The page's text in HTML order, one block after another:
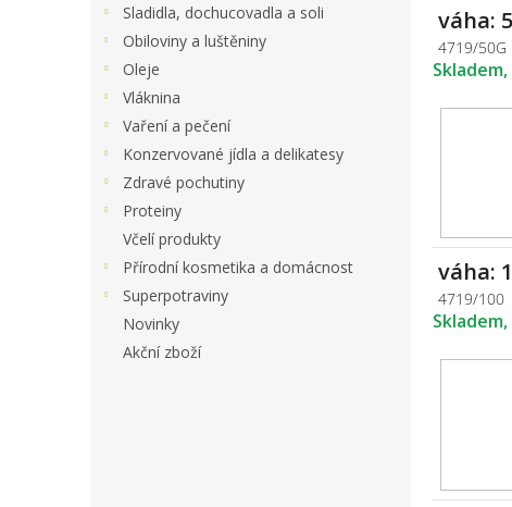
Sladidla, dochucovadla a soli
Obiloviny a luštěniny
Oleje
Vláknina
Vaření a pečení
Konzervované jídla a delikatesy
Zdravé pochutiny
Proteiny
Včelí produkty
Přírodní kosmetika a domácnost
Superpotraviny
Novinky
Akční zboží
váha:
4719/50G
Skladem
váha:
4719/100
Skladem